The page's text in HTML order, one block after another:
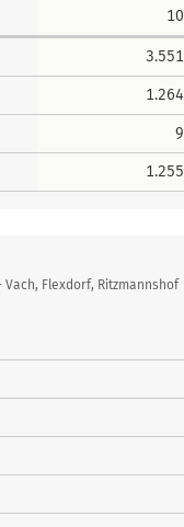
10
3.551
1.264
9
1.255
Flexdorf, Ritzmannshof